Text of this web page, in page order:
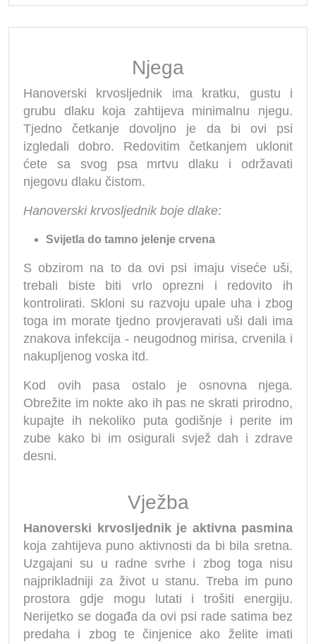
Njega
Hanoverski krvosljednik ima kratku, gustu i
grubu dlaku koja zahtijeva minimalnu njegu.
Tjedno četkanje dovoljno je da bi ovi psi
izgledali dobro. Redovitim četkanjem uklonit
ćete sa svog psa mrtvu dlaku i održavati
njegovu dlaku čistom.
Hanoverski krvosljednik boje dlake:
Svijetla do tamno jelenje crvena
S obzirom na to da ovi psi imaju viseće uši,
trebali biste biti vrlo oprezni i redovito ih
kontrolirati. Skloni su razvoju upale uha i zbog
toga im morate tjedno provjeravati uši dali ima
znakova infekcija - neugodnog mirisa, crvenila i
nakupljenog voska itd.
Kod ovih pasa ostalo je osnovna njega.
Obrežite im nokte ako ih pas ne skrati prirodno,
kupajte ih nekoliko puta godišnje i perite im
zube kako bi im osigurali svjež dah i zdrave
desni.
Vježba
Hanoverski krvosljednik je aktivna pasmina
koja zahtijeva puno aktivnosti da bi bila sretna.
Uzgajani su u radne svrhe i zbog toga nisu
najprikladniji za život u stanu. Treba im puno
prostora gdje mogu lutati i trošiti energiju.
Nerijetko se događa da ovi psi rade satima bez
predaha i zbog te činjenice ako želite imati